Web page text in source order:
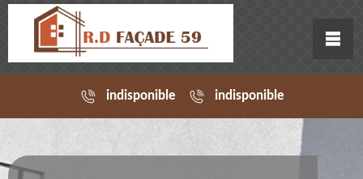
indisponible indisponible